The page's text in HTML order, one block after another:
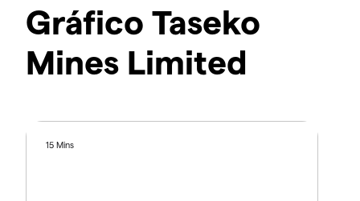
Gráfico Taseko
Mines Limited
15 Mins